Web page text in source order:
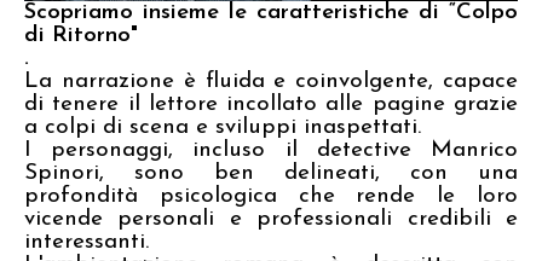
Scopriamo insieme le caratteristiche di “Colpo
di Ritorno"
.
La narrazione è fluida e coinvolgente, capace
di tenere il lettore incollato alle pagine grazie
a colpi di scena e sviluppi inaspettati.
I personaggi, incluso il detective Manrico
Spinori, sono ben delineati, con una
profondità psicologica che rende le loro
vicende personali e professionali credibili e
interessanti.